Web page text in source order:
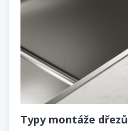
Typy montáže dřezů